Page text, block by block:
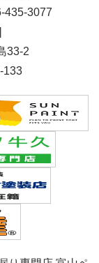
3077
33-2
133